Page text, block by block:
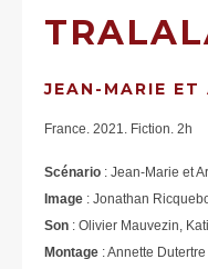
JEAN-MARIE ET
France. 2021. Fiction. 2h
Scénario : Jean-Marie et
Image : Jonathan
Son : Olivier Mauvezin,
Montage : Annette Dutertre